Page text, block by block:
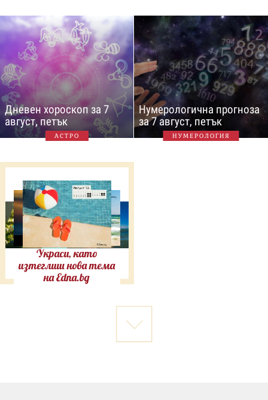
Дневен хороскоп за 7
август, петък
АСТРО
Нумерологична прогноза
за 7 август, петък
НУМЕРОЛОГИЯ
Украси, като
изтеглиш нова тема
на Edna.bg